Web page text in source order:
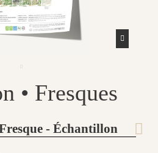
• Fresques
- Échantillon